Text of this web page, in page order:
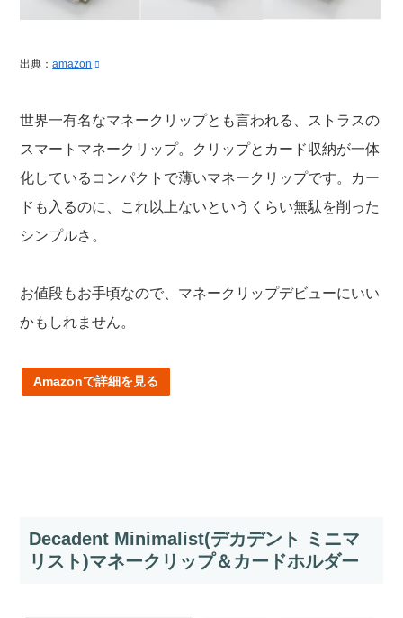
出典：amazon
世界一有名なマネークリップとも言われる、ストラスの
スマートマネークリップ。クリップとカード収納が一体
化しているコンパクトで薄いマネークリップです。カー
ドも入るのに、これ以上ないというくらい無駄を削った
シンプルさ。
お値段もお手頃なので、マネークリップデビューにいい
かもしれません。
Amazonで詳細を見る
Decadent Minimalist(デカデント ミニマ
リスト)マネークリップ＆カードホルダー